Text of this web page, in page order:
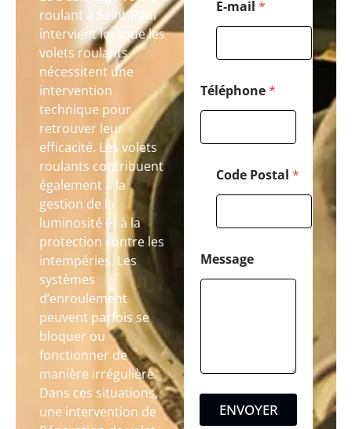
roulant à Saint-Paul
intervient lorsque les
volets roulants
nécessitent une
intervention
technique pour
retrouver leur
efficacité. Les volets
roulants contribuent
également à la
gestion de la
luminosité et à la
protection contre les
intempéries. Les
systèmes
d’enroulement
peuvent parfois se
bloquer ou
fonctionner de
manière irrégulière.
Dans ces situations,
une intervention de
E-mail *
Téléphone*
Code Postal *
Message
ENVOYER